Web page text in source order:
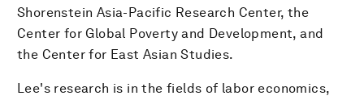
Shorenstein Asia-Pacific Research Center, the
Center for Global Poverty and Development, and
the Center for East Asian Studies.
Lee's research is in the fields of labor economics,